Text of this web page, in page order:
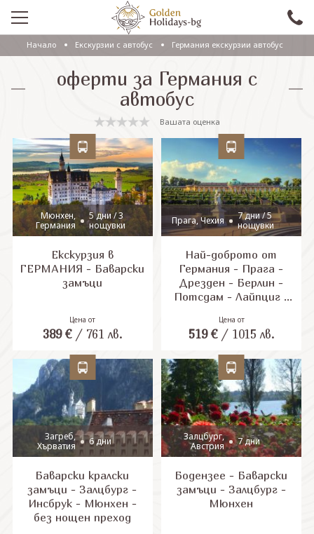
ПРОМО
EКСКУРЗИИ СЪС САМОЛЕТ
ЕКСКУРЗИИ С АВТОБУС
САМОЛЕТНИ ПОЧИВКИ
ПОЧИВКИ С АВТОБУС
ПРАЗНИЦИ
ЕКЗОТИКА
КРУИЗИ
СВЪРЖЕТЕ СЕ С НАС
Начало Екскурзии с автобус Германия екскурзии автобус
оферти за Германия с
автобус
Вашата оценка
Мюнхен,
Германия
5 дни / 3
нощувки
Екскурзия в
ГЕРМАНИЯ - Баварски
замъци
Цена от
389 €/ 761 лв.
Прага, Чехия
7 дни / 5
нощувки
Най-доброто от
Германия - Прага -
Дрезден - Берлин -
Потсдам - Лайпциг -
Цена от
519 €/ 1015 лв.
Загреб,
Хърватия
6 дни
Баварски кралски
замъци - Залцбург -
Инсбрук - Мюнхен -
без нощен преход
Залцбург,
Австрия
7 дни
Бодензее - Баварски
замъци - Залцбург -
Мюнхен